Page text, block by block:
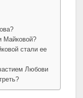
Майковой?
стали ее
Любови